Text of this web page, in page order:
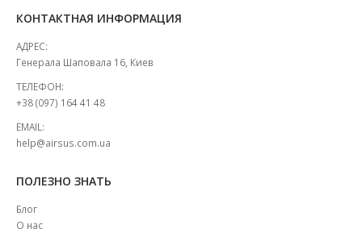
КОНТАКТНАЯ ИНФОРМАЦИЯ
АДРЕС:
Генерала Шаповала 16, Киев
ТЕЛЕФОН:
+38 (097) 164 41 48
EMAIL:
help@airsus.com.ua
ПОЛЕЗНО ЗНАТЬ
Блог
О нас